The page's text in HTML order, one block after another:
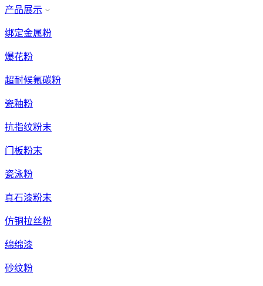
产品展示
绑定金属粉
爆花粉
超耐候氟碳粉
瓷釉粉
抗指纹粉末
门板粉末
瓷泳粉
真石漆粉末
仿铜拉丝粉
绵绵漆
砂纹粉